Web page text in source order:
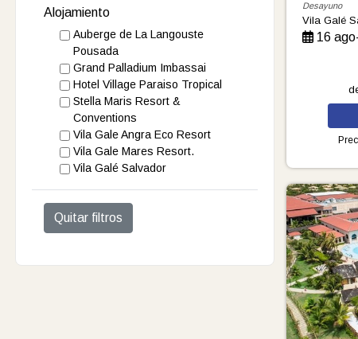
Alojamiento
Auberge de La Langouste
Pousada
Grand Palladium Imbassai
Hotel Village Paraiso Tropical
Stella Maris Resort &
Conventions
Vila Gale Angra Eco Resort
Vila Gale Mares Resort.
Vila Galé Salvador
Quitar filtros
Desayuno
Vila Galé
16